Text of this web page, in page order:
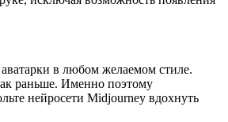
в любом желаемом стиле.
раньше. Именно поэтому
нейросети Midjourney вдохнуть